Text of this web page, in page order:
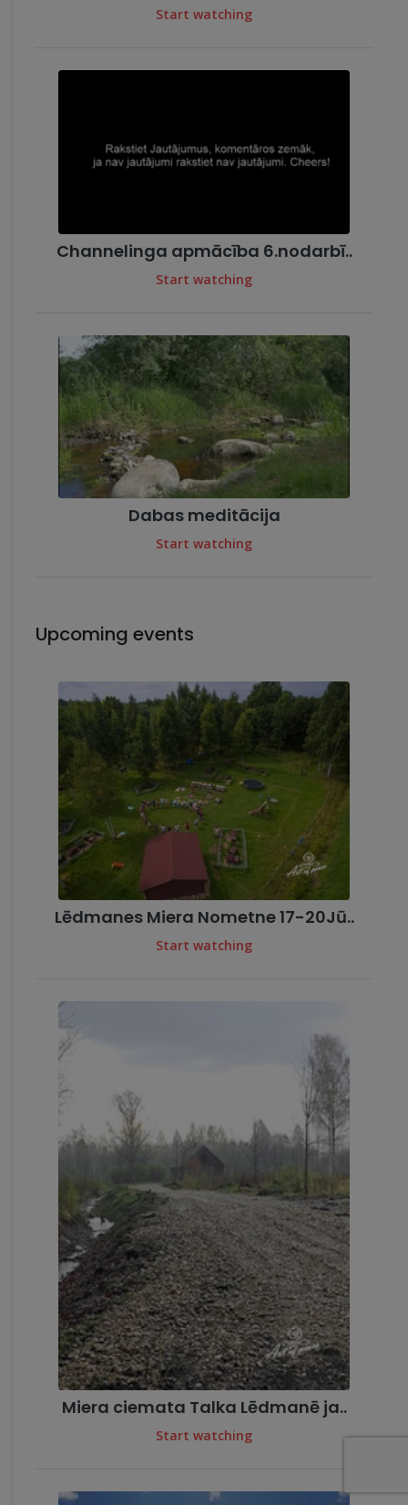
Start watching
Channelinga apmācība 6.nodarbī..
Start watching
Dabas meditācija
Start watching
Upcoming events
Lēdmanes Miera Nometne 17-20Jū..
Start watching
Miera ciemata Talka Lēdmanē ja..
Start watching